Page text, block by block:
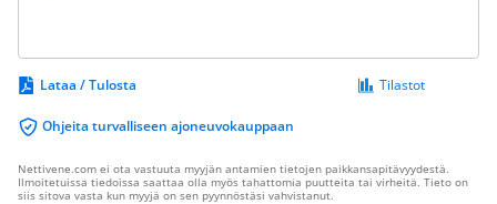
Lataa / Tulosta
Ohjeita turvalliseen ajoneuvokauppaan
Tilastot
Nettivene.com ei ota vastuuta myyjän antamien tietojen paikkansapitävyydestä.
Ilmoitetuissa tiedoissa saattaa olla myös tahattomia puutteita tai virheitä. Tieto on
siis sitova vasta kun myyjä on sen pyynnöstäsi vahvistanut.